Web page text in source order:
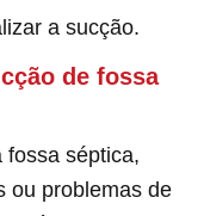
a sucção.
de fossa
fossa séptica,
ou problemas de